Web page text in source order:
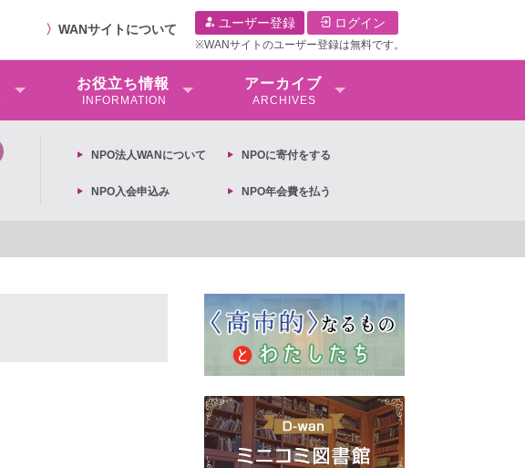
〉 WANサイトについて ユーザー登録 ログイン
※WANサイトのユーザー登録は無料です。
お役⽴ち情報
INFORMATION
アーカイブ
ARCHIVES
NPO法⼈WANについて NPOに寄付をする
NPO入会申込み NPO年会費を払う